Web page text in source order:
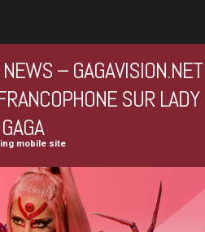
– GAGAVISION.NET
SUR LADY
GAGA
mobile site